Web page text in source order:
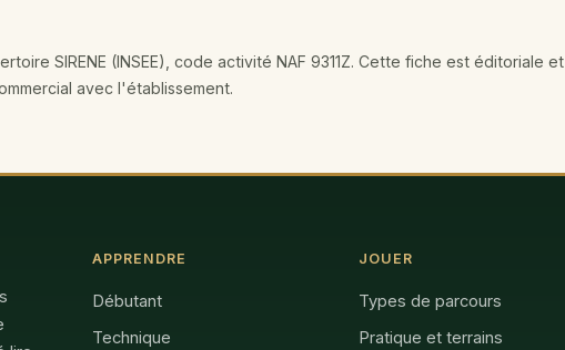
SIRENE (INSEE), code activité NAF 9311Z. Cette fiche est éditoriale et
avec l'établissement.
APPRENDRE
Débutant
Technique
JOUER
Types de parcours
Pratique et terrains